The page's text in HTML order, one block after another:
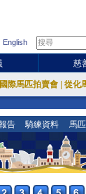
English
慈
際馬匹拍賣會 從化
告 騎練資料 馬